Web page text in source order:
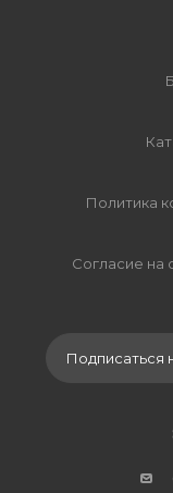
Политика
Согласие на
Подписаться